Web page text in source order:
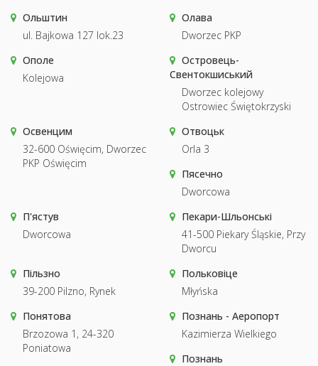
Ольштин
ul. Bajkowa 127 lok.23
Олава
Dworzec PKP
Ополе
Kolejowa
Островець-
Свентокшиський
Dworzec kolejowy
Ostrowiec Świętokrzyski
Освенцим
32-600 Oświęcim, Dworzec
PKP Oświęcim
Отвоцьк
Orla 3
Пясечно
Dworcowa
П'ястув
Dworcowa
Пекари-Шльонські
41-500 Piekary Śląskie, Przy
Dworcu
Пільзно
39-200 Pilzno, Rynek
Польковіце
Młyńska
Понятова
Brzozowa 1, 24-320
Poniatowa
Познань - Аеропорт
Kazimierza Wielkiego
Познань